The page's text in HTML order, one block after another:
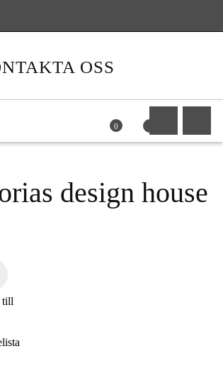
OSS
0
design house
till